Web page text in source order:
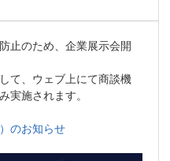
止のため、企業展示会開
て、ウェブ上にて商談機
実施されます。
のお知らせ